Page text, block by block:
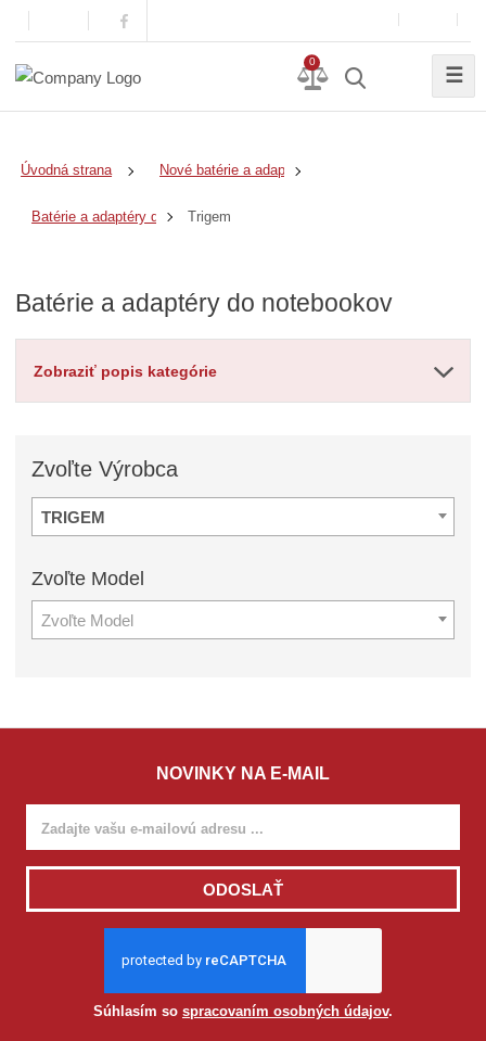
0
☰
Úvodná strana Nové batérie a adaptéry
Batérie a adaptéry do notebookov
Trigem
Batérie a adaptéry do notebookov
Zobraziť popis kategórie
ZvoľteVýrobca
TRIGEM
Zvoľte Model
Zvoľte Model
NOVINKY NA E-MAIL
ODOSLAŤ
Súhlasím so spracovaním osobných údajov.